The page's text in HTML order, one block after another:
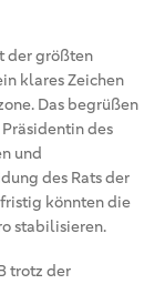
der größten
klares Zeichen
Das begrüßen
des
und
des Rats der
könnten die
stabilisieren.
trotz der